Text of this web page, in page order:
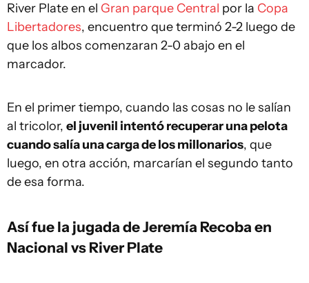
River Plate en el Gran parque Central por la Copa
Libertadores, encuentro que terminó 2-2 luego de
que los albos comenzaran 2-0 abajo en el
marcador.
En el primer tiempo, cuando las cosas no le salían
al tricolor, el juvenil intentó recuperar una pelota
cuando salía una carga de los millonarios, que
luego, en otra acción, marcarían el segundo tanto
de esa forma.
Así fue la jugada de Jeremía Recoba en
Nacional vs River Plate